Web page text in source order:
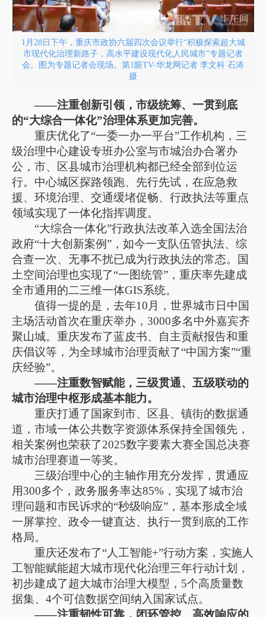
1月28日下午，重庆市政协六届四次会议举行“积极探索超大城
市现代化治理新路子，高水平建设现代化人民城市”专题记者
会。图为专题记者会现场。第1眼TV-华龙网记者 李文科 石涛
摄
——注重创新引领，市级统筹、一贯到底
的“大综合一体化”治理体系更加完善。
重庆优化了“一委一办一平台”工作机构，三
级治理中心建设专班办公室与市城治办合署办
公，市、区县城市治理机构都已经全部到位运
行。中心城区探路领跑、先行先试，在应急救
援、环境治理、交通缓堵促畅、行政执法等重点
领域实现了一体化指挥调度。
“大综合一体化”行政执法改革入选全国法治
政府“十大创新案例”，如今一支队伍管执法、综
合查一次、无事不扰已成为行政执法的常态。国
土空间治理也实现了“一图统管”，重庆率先建成
全市通用的二三维一体GIS系统。
值得一提的是，去年10月，世界城市日中国
主场活动首次在重庆举办，3000多名中外嘉宾齐
聚山城。重庆发布了蓝皮书、自主贡献报告和重
庆倡议等，为全球城市治理贡献了“中国方案”“重
庆经验”。
——注重数智赋能，三级贯通、五级联动的
城市治理中枢形成基本能力。
重庆打通了国家到市、区县、镇街的数据通
道，市域一体公共数字资源体系保持全国领先，
相关案例也荣获了2025数字要素大赛全国总决赛
城市治理赛道一等奖。
三级治理中心的主轴作用充分发挥，贯通应
用300多个，政务服务率达85%，实现了城市治
理问题和市民诉求的“秒级响应”，基本形成全域
一屏掌控、政令一键直达、执行一贯到底的工作
格局。
重庆还发布了“人工智能+”行动方案，实施人
工智能赋能超大城市现代化治理三年行动计划，
初步建成了超大城市治理大模型，5个高质量数
据集、4个可信数据空间纳入国家试点。
——注重韧性可靠，闭环管控、高效响应的